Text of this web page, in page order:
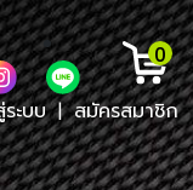
0
ระบบ | สมัครสมาชิก